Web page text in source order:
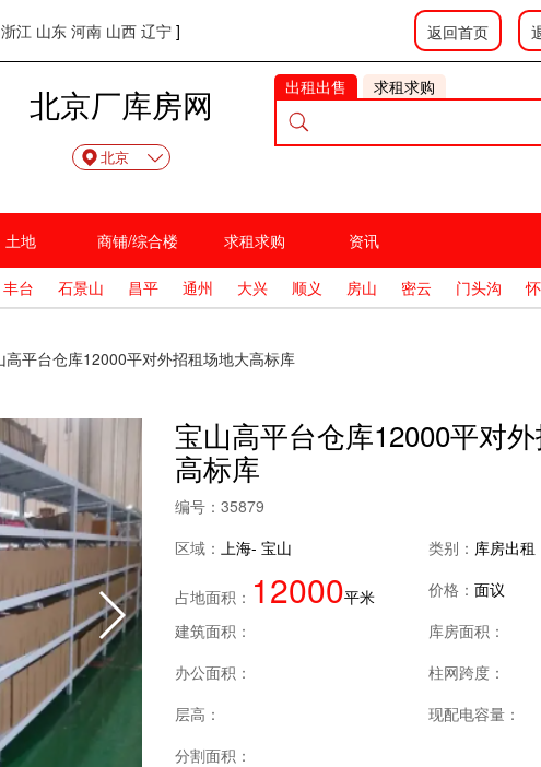
浙江 山东 河南 山西 辽宁 ] 返回首页
北京厂库房网
北京
出租出售 求租求购
土地 商铺/综合楼 求租求购 资讯
丰台 石景山 昌平 通州 大兴 顺义 房山 密云 门头沟
高平台仓库12000平对外招租场地大高标库
宝山高平台仓库12000平对
高标库
编号： 35879
区域： 上海- 宝山 类别： 库房出租
占地面积： 12000平米 价格： 面议
建筑面积：
库房面积：
办公面积：
柱网跨度：
层高：
现配电容量：
分割面积：